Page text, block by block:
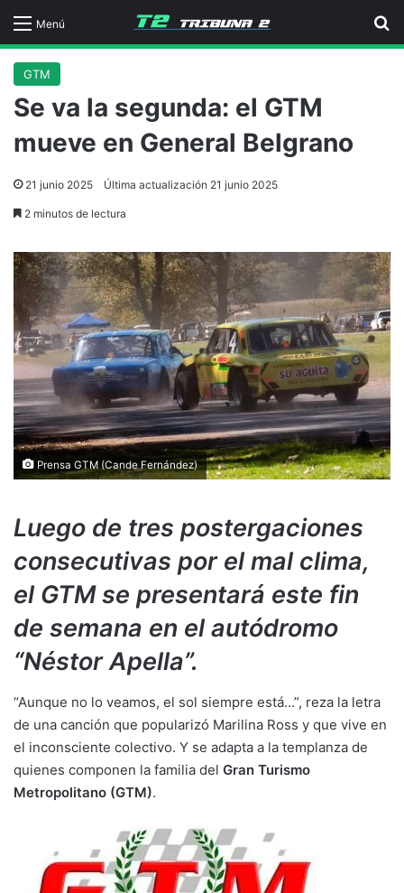
Menú
GTM
Se va la segunda: el GTM
mueve en General Belgrano
21 junio 2025 Última actualización 21 junio 2025
2 minutos de lectura
Prensa GTM (Cande Fernández)
Luego de tres postergaciones
consecutivas por el mal clima,
el GTM se presentará este fin
de semana en el autódromo
“Néstor Apella”.
“Aunque no lo veamos, el sol siempre está…”, reza la letra
de una canción que popularizó Marilina Ross y que vive en
el inconsciente colectivo. Y se adapta a la templanza de
quienes componen la familia del Gran Turismo
Metropolitano (GTM).